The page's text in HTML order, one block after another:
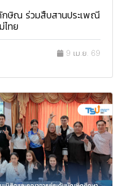
ษิณ ร่วมสืบสานประเพณี
ไทย
9 เม.ย. 69